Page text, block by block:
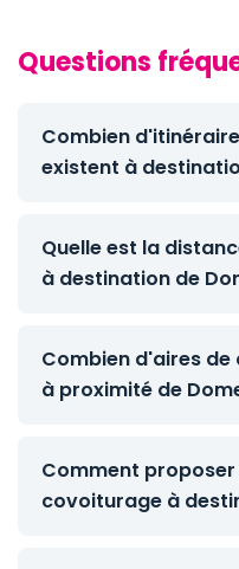
Questions
Combien
existent à
Quelle est la
à destination de
Combien d'aires
à proximité de
Comment
covoiturage à